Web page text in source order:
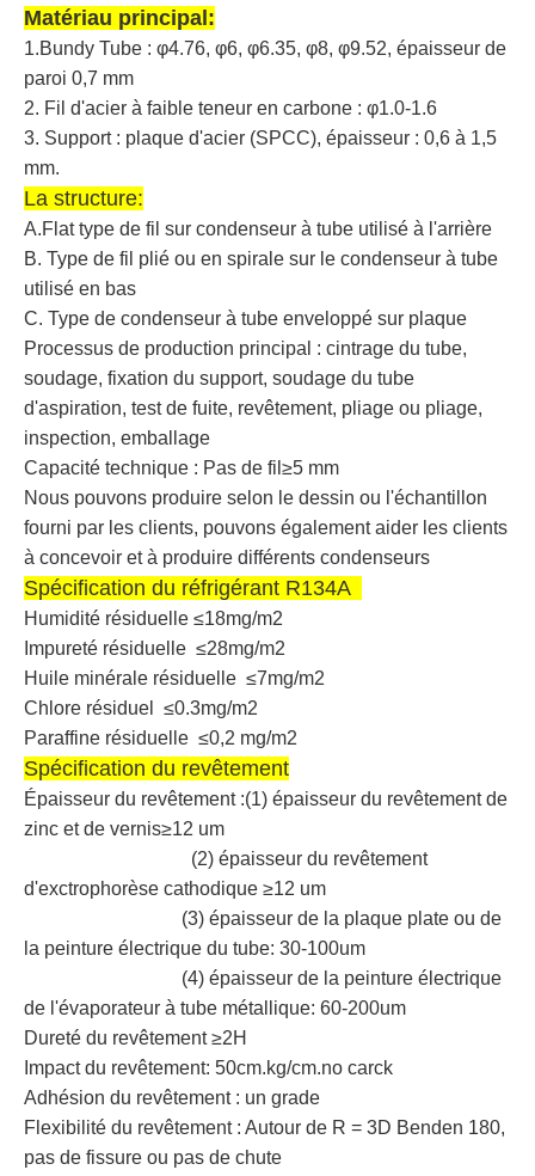
Matériau principal:
1.Bundy Tube : φ4.76, φ6, φ6.35, φ8, φ9.52, épaisseur de
paroi 0,7 mm
2. Fil d'acier à faible teneur en carbone : φ1.0-1.6
3. Support : plaque d'acier (SPCC), épaisseur : 0,6 à 1,5
mm.
La structure:
A.Flat type de fil sur condenseur à tube utilisé à l'arrière
B. Type de fil plié ou en spirale sur le condenseur à tube
utilisé en bas
C. Type de condenseur à tube enveloppé sur plaque
Processus de production principal : cintrage du tube,
soudage, fixation du support, soudage du tube
d'aspiration, test de fuite, revêtement, pliage ou pliage,
inspection, emballage
Capacité technique : Pas de fil≥5 mm
Nous pouvons produire selon le dessin ou l'échantillon
fourni par les clients, pouvons également aider les clients
à concevoir et à produire différents condenseurs
Spécification du réfrigérant R134A
Humidité résiduelle ≤18mg/m2
Impureté résiduelle ≤28mg/m2
Huile minérale résiduelle ≤7mg/m2
Chlore résiduel ≤0.3mg/m2
Paraffine résiduelle ≤0,2 mg/m2
Spécification du revêtement
Épaisseur du revêtement :(1) épaisseur du revêtement de
zinc et de vernis≥12 um
(2) épaisseur du revêtement
d'exctrophorèse cathodique ≥12 um
(3) épaisseur de la plaque plate ou de
la peinture électrique du tube: 30-100um
(4) épaisseur de la peinture électrique
de l'évaporateur à tube métallique: 60-200um
Dureté du revêtement ≥2H
Impact du revêtement: 50cm.kg/cm.no carck
Adhésion du revêtement : un grade
Flexibilité du revêtement : Autour de R = 3D Benden 180,
pas de fissure ou pas de chute